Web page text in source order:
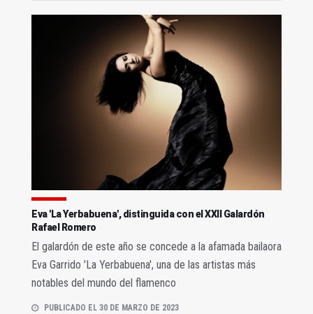
Eva 'La Yerbabuena', distinguida con el XXII Galardón
Rafael Romero
El galardón de este año se concede a la afamada bailaora
Eva Garrido 'La Yerbabuena', una de las artistas más
notables del mundo del flamenco
PUBLICADO EL 30 DE MARZO DE 2023